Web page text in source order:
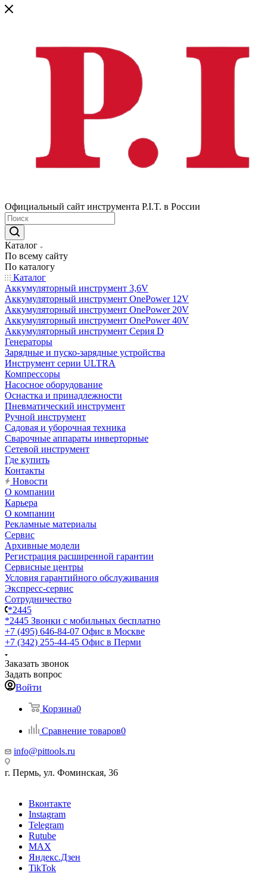
Официальный сайт инструмента P.I.T. в России
Каталог
По всему сайту
По каталогу
Каталог
Аккумуляторный инструмент 3,6V
Аккумуляторный инструмент OnePower 12V
Аккумуляторный инструмент OnePower 20V
Аккумуляторный инструмент OnePower 40V
Аккумуляторный инструмент Серия D
Генераторы
Зарядные и пуско-зарядные устройства
Инструмент серии ULTRA
Компрессоры
Насосное оборудование
Оснастка и принадлежности
Пневматический инструмент
Ручной инструмент
Садовая и уборочная техника
Сварочные аппараты инверторные
Сетевой инструмент
Где купить
Контакты
Новости
О компании
Карьера
О компании
Рекламные материалы
Сервис
Архивные модели
Регистрация расширенной гарантии
Сервисные центры
Условия гарантийного обслуживания
Экспресс-сервис
Сотрудничество
*2445
*2445 Звонки с мобильных бесплатно
+7 (495) 646-84-07 Офис в Москве
+7 (342) 255-44-45 Офис в Перми
Заказать звонок
Задать вопрос
Войти
Корзина0
Сравнение товаров0
info@pittools.ru
г. Пермь, ул. Фоминская, 36
Вконтакте
Instagram
Telegram
Rutube
MAX
Яндекс.Дзен
TikTok